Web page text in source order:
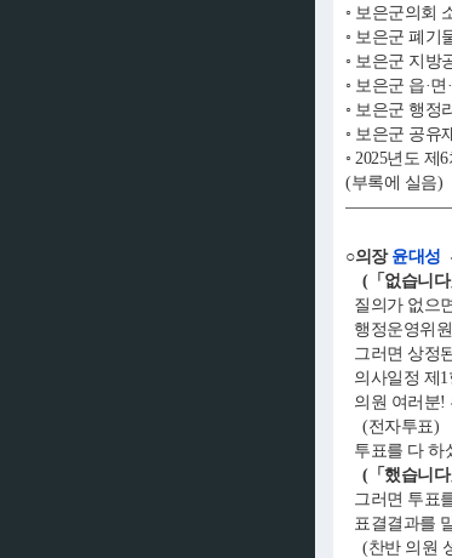
◦ 보은군의회
◦ 보은군 폐기
◦ 보은군 지방
◦ 보은군 읍·
◦ 보은군 행정
◦ 보은군 공유
◦ 2025년도 제
(부록에 실음)
○의장 윤대성
(「없습니다
질의가 없으
행정운영위
그러면 상정
의사일정 제
의원 여러분!
(전자투표)
투표를 다 하
(「했습니다
그러면 투표
표결결과를
(찬반 의원